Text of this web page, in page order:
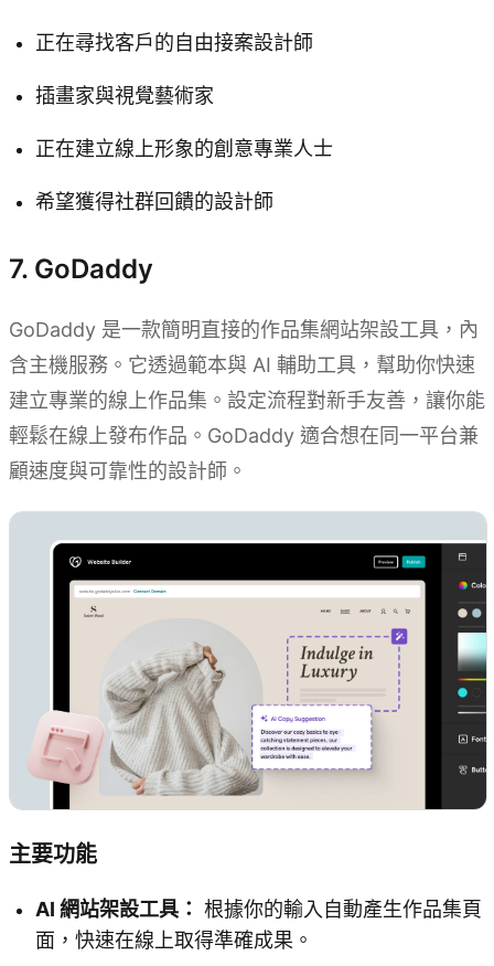
正在尋找客戶的自由接案設計師
插畫家與視覺藝術家
正在建立線上形象的創意專業人士
希望獲得社群回饋的設計師
7. GoDaddy
GoDaddy 是一款簡明直接的作品集網站架設工具，內
含主機服務。它透過範本與 AI 輔助工具，幫助你快速
建立專業的線上作品集。設定流程對新手友善，讓你能
輕鬆在線上發布作品。GoDaddy 適合想在同一平台兼
顧速度與可靠性的設計師。
主要功能
AI 網站架設工具： 根據你的輸入自動產生作品集頁
面，快速在線上取得準確成果。